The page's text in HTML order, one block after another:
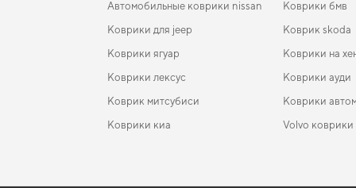
Автомобильные коврики nissan
Коврики для jeep
Коврики ягуар
Коврики лексус
Коврик митсубиси
Коврики киа
Коврики бмв
Коврик skoda
Коврики на
Коврики ауди
Коврики
Volvo коврики